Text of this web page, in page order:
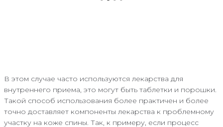
В этом случае часто используются лекарства для
внутреннего приема, это могут быть таблетки и порошки.
Такой способ использования более практичен и более
точно доставляет компоненты лекарства к проблемному
участку на коже спины. Так, к примеру, если процесс